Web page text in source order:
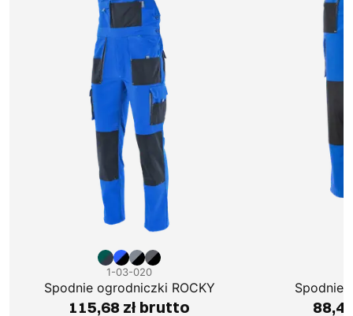
1-03-020
Spodnie ogrodniczki ROCKY
115,68 zł brutto
Spodnie